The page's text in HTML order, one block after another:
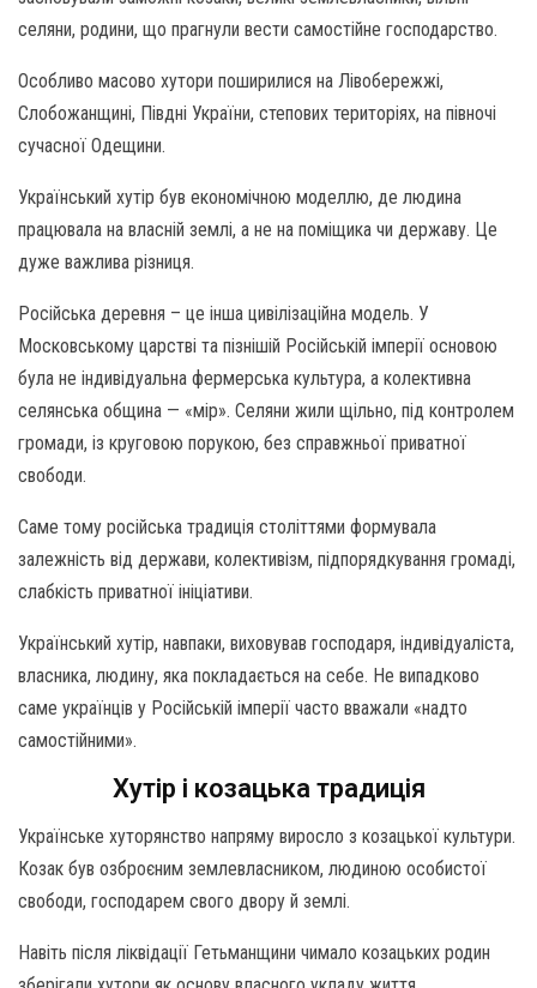
селяни, родини, що прагнули вести самостійне господарство.
Особливо масово хутори поширилися на Лівобережжі,
Слобожанщині, Півдні України, степових територіях, на півночі
сучасної Одещини.
Український хутір був економічною моделлю, де людина
працювала на власній землі, а не на поміщика чи державу. Це
дуже важлива різниця.
Російська деревня – це інша цивілізаційна модель. У
Московському царстві та пізнішій Російській імперії основою
була не індивідуальна фермерська культура, а колективна
селянська община — «мір». Селяни жили щільно, під контролем
громади, із круговою порукою, без справжньої приватної
свободи.
Саме тому російська традиція століттями формувала
залежність від держави, колективізм, підпорядкування громаді,
слабкість приватної ініціативи.
Український хутір, навпаки, виховував господаря, індивідуаліста,
власника, людину, яка покладається на себе. Не випадково
саме українців у Російській імперії часто вважали «надто
самостійними».
Хутір і козацька традиція
Українське хуторянство напряму виросло з козацької культури.
Козак був озброєним землевласником, людиною особистої
свободи, господарем свого двору й землі.
Навіть після ліквідації Гетьманщини чимало козацьких родин